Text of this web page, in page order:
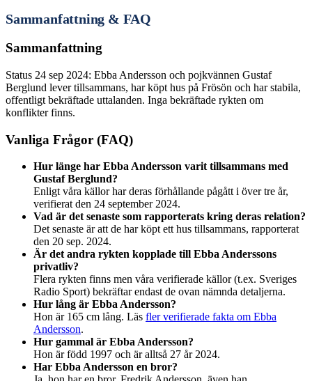
Sammanfattning & FAQ
Sammanfattning
Status 24 sep 2024: Ebba Andersson och pojkvännen Gustaf
Berglund lever tillsammans, har köpt hus på Frösön och har stabila,
offentligt bekräftade uttalanden. Inga bekräftade rykten om
konflikter finns.
Vanliga Frågor (FAQ)
Hur länge har Ebba Andersson varit tillsammans med
Gustaf Berglund?
Enligt våra källor har deras förhållande pågått i över tre år,
verifierat den 24 september 2024.
Vad är det senaste som rapporterats kring deras relation?
Det senaste är att de har köpt ett hus tillsammans, rapporterat
den 20 sep. 2024.
Är det andra rykten kopplade till Ebba Anderssons
privatliv?
Flera rykten finns men våra verifierade källor (t.ex. Sveriges
Radio Sport) bekräftar endast de ovan nämnda detaljerna.
Hur lång är Ebba Andersson?
Hon är 165 cm lång. Läs fler verifierade fakta om Ebba
Andersson.
Hur gammal är Ebba Andersson?
Hon är född 1997 och är alltså 27 år 2024.
Har Ebba Andersson en bror?